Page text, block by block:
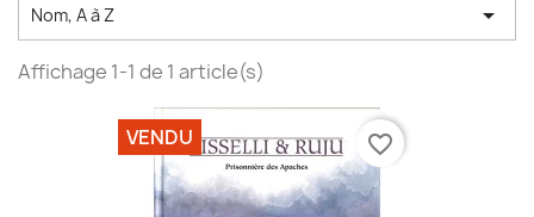
Nom, A à Z 
Affichage 1-1 de 1 article(s)
VENDU favorite_border